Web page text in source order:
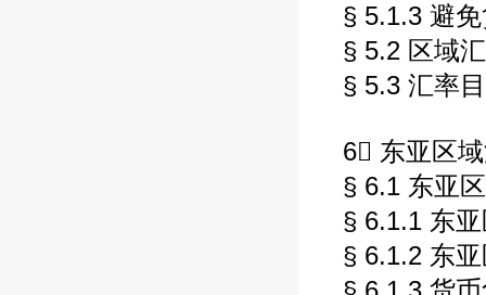
§ 5.1.3 避
§ 5.2 区域
§ 5.3 汇率
6 东亚区
§ 6.1 东亚
§ 6.1.1 东
§ 6.1.2 东